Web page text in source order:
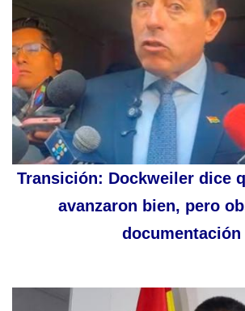
Transición: Dockweiler dice
avanzaron bien, pero
documentación